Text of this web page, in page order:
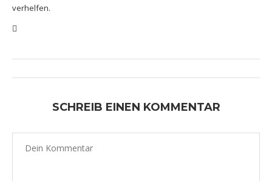
verhelfen.
SCHREIB EINEN KOMMENTAR